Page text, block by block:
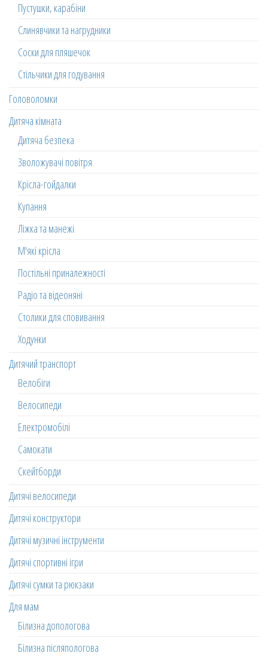
Пустушки, карабіни
Слинявчики та нагрудники
Соски для пляшечок
Стільчики для годування
Головоломки
Дитяча кімната
Дитяча безпека
Зволожувачі повітря
Крісла-гойдалки
Купання
Ліжка та манежі
М'які крісла
Постільні приналежності
Радіо та відеоняні
Столики для сповивання
Ходунки
Дитячий транспорт
Велобіги
Велосипеди
Електромобілі
Самокати
Скейтборди
Дитячі велосипеди
Дитячі конструктори
Дитячі музичні інструменти
Дитячі спортивні ігри
Дитячі сумки та рюкзаки
Для мам
Білизна допологова
Білизна післяпологова